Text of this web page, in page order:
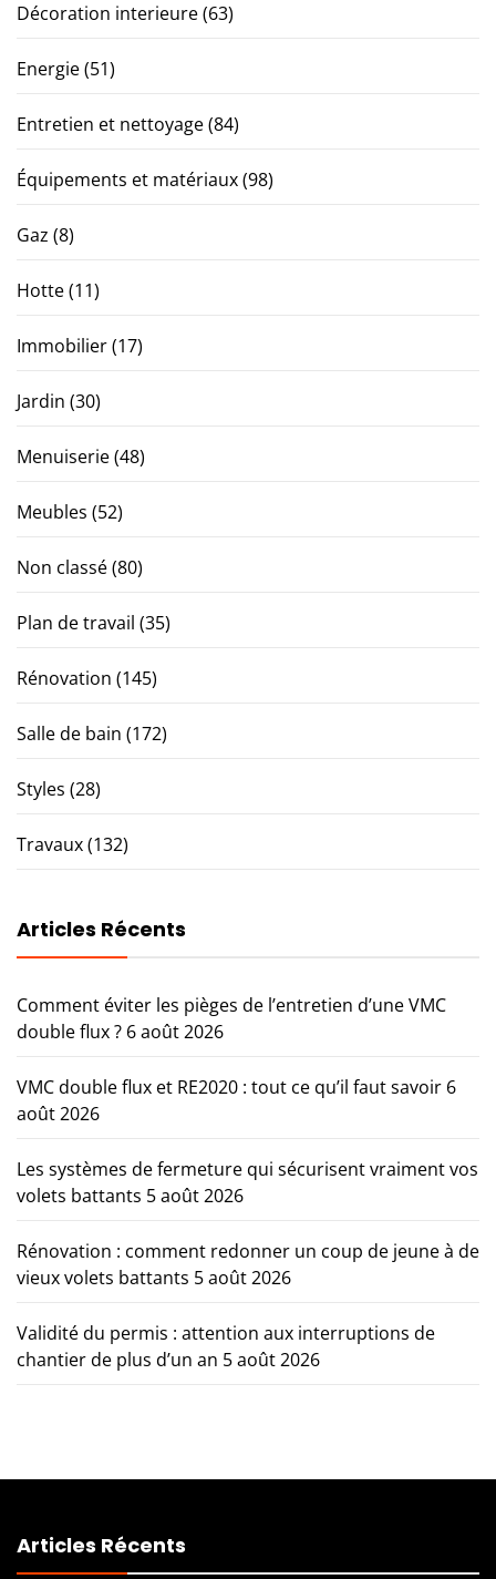
Décoration interieure(63)
Energie(51)
Entretien et nettoyage(84)
Équipements et matériaux(98)
Gaz (8)
Hotte(11)
Immobilier(17)
Jardin (30)
Menuiserie(48)
Meubles (52)
Non classé(80)
Plan de travail (35)
Rénovation (145)
Salle de bain (172)
Styles (28)
Travaux(132)
Articles Récents
Comment éviter les pièges de l’entretien d’une VMC
double flux ? 6 août 2026
VMC double flux et RE2020 : tout ce qu’il faut savoir 6
août 2026
Les systèmes de fermeture qui sécurisent vraiment vos
volets battants 5 août 2026
Rénovation : comment redonner un coup de jeune à de
vieux volets battants 5 août 2026
Validité du permis : attention aux interruptions de
chantier de plus d’un an 5 août 2026
Articles Récents